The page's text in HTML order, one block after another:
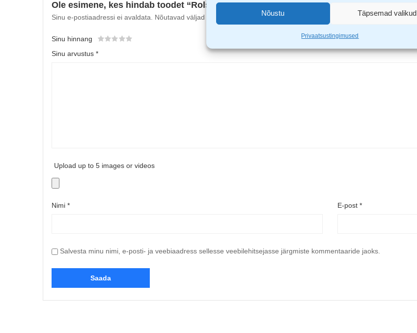
Nõustu Täpsemad valikud
Privaatsustingimused
Ole esimene, kes hindab toodet “Rolson karabiin 2osa 80mm RL-60924”
Sinu e-postiaadressi ei avaldata. Nõutavad väljad on tähistatud
Sinu hinnang
Sinu arvustus *
Upload up to 5 images or videos
Nimi * E-post *
Salvesta minu nimi, e-posti- ja veebiaadress sellesse veebilehitsejasse järgmiste kommentaaride jaoks.